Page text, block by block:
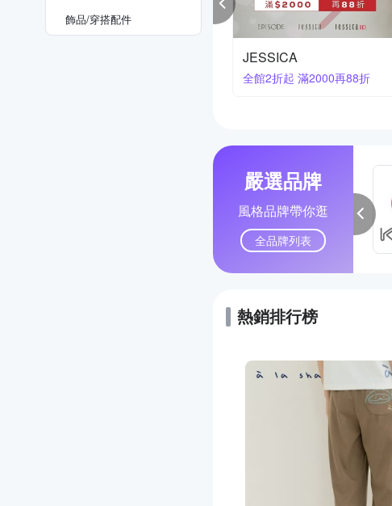
飾品​/​穿搭​配件
獨身貴族 X T.Life
夏日精選 最低1折
嚴選品牌
風格品牌帶你逛
全品牌列表
熱銷排行榜